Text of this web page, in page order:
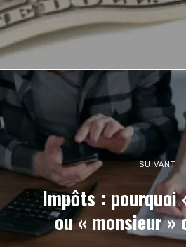
SUIVANT
Impôts : pourquoi
ou « monsieur »